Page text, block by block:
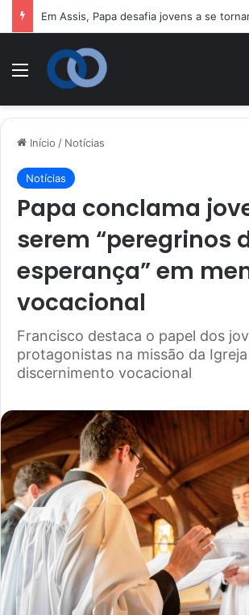
Menu
Início / Notícias
Notícias
Papa conclama
serem “peregrinos
esperança” em
vocacional
Francisco destaca o papel dos
protagonistas na missão da
discernimento vocacional